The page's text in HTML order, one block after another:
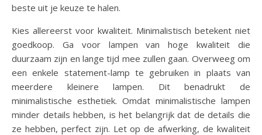
beste uit je keuze te halen.
Kies allereerst voor kwaliteit. Minimalistisch betekent niet
goedkoop. Ga voor lampen van hoge kwaliteit die
duurzaam zijn en lange tijd mee zullen gaan. Overweeg om
een enkele statement-lamp te gebruiken in plaats van
meerdere kleinere lampen. Dit benadrukt de
minimalistische esthetiek. Omdat minimalistische lampen
minder details hebben, is het belangrijk dat de details die
ze hebben, perfect zijn. Let op de afwerking, de kwaliteit